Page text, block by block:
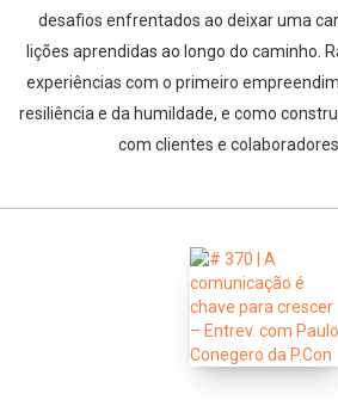
desafios enfrentados ao deixar uma
lições aprendidas ao longo do caminho.
experiências com o primeiro
resiliência e da humildade, e como
com clientes e